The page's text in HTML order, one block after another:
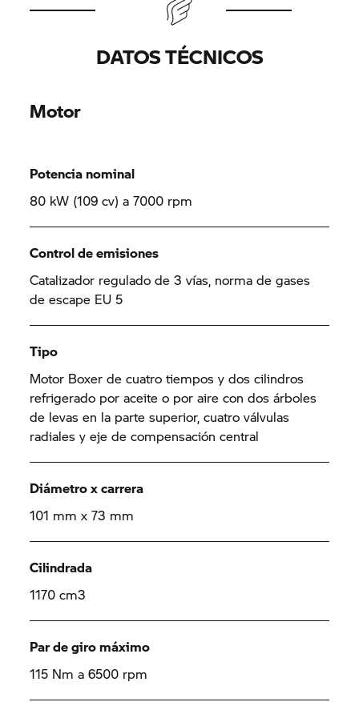
DATOS TÉCNICOS
Motor
Potencia nominal
80 kW (109 cv) a 7000 rpm
Control de emisiones
Catalizador regulado de 3 vías, norma de gases
de escape EU 5
Tipo
Motor Boxer de cuatro tiempos y dos cilindros
refrigerado por aceite o por aire con dos árboles
de levas en la parte superior, cuatro válvulas
radiales y eje de compensación central
Diámetro x carrera
101 mm x 73 mm
Cilindrada
1170 cm3
Par de giro máximo
115 Nm a 6500 rpm